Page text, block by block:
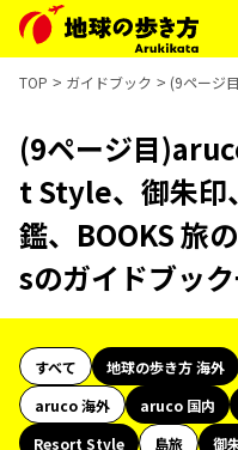
TOP ガイドブック (9ページ
(9ページ目
t Style、御朱印
鑑、BOOKS 旅
sのガイドブッ
すべて 地球の歩き方 海外
aruco 海外
aruco 国内
Resort Style
島旅 御